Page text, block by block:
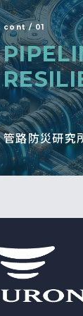
cont / 01
管路防災研究